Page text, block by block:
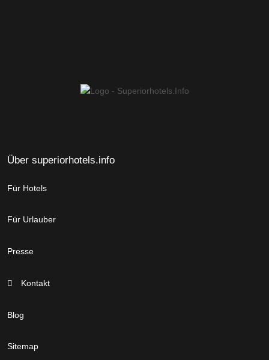
Über superiorhotels.info
Für Hotels
Für Urlauber
Presse
Kontakt
Blog
Sitemap